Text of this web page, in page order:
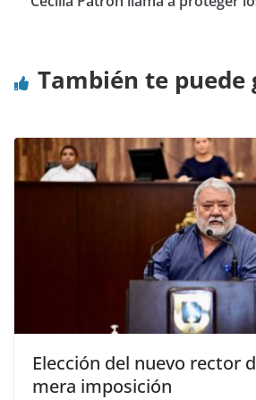
También te puede
Elección del nuevo rector
mera imposición